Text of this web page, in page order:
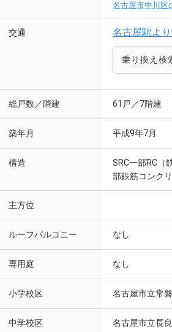
名古屋市中川区
交通 名古屋駅よ
乗り換え検
総戸数／階建 61戸／7階建
築年月 平成9年7月
構造
SRC一部RC（
部鉄筋コンクリ
主方位
ルーフバルコニー なし
専用庭 なし
小学校区 名古屋市立常
中学校区 名古屋市立長